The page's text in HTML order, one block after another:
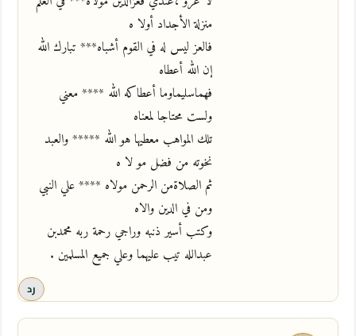
منزلة الأجداد أولا ه
فالعز ليس له في القوم أشباه*** تبارك الله
إن الله أعطاه
فهماسليماوما أعطاكه الله **** معني
ولست محتاجا لمعناه
تلك المواهب معطيها هو الله ***** والعبد
نخوته من فضل مو لا ه
ثم الصلاةمن الرحمن مولاه **** علي النبي
ومن في الدين والاه
وكتب أسير ذنبه وراجي رحمة ربه محمدبن
عبدالله تيب عليهما وعلي جميع المسلمين .
رد